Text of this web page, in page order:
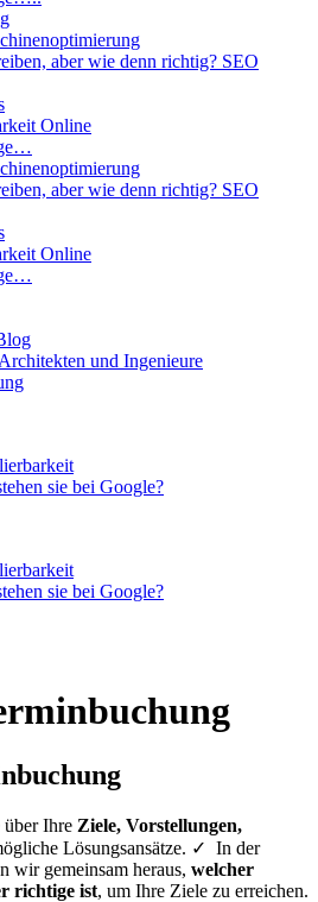
aber wie denn richtig? SEO
Online
aber wie denn richtig? SEO
Online
und Ingenieure
sie bei Google?
sie bei Google?
über Ihre Ziele, Vorstellungen,
Lösungsansätze. ✓ In der
wir gemeinsam heraus, welcher
richtige ist, um Ihre Ziele zu erreichen.